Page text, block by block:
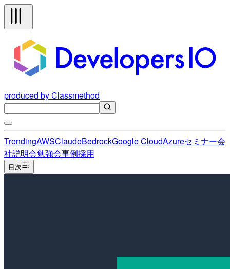
produced by Classmethod
TrendingAWSClaudeBedrockGoogle CloudAzureセミナー会
社説明会勉強会事例採用
目次